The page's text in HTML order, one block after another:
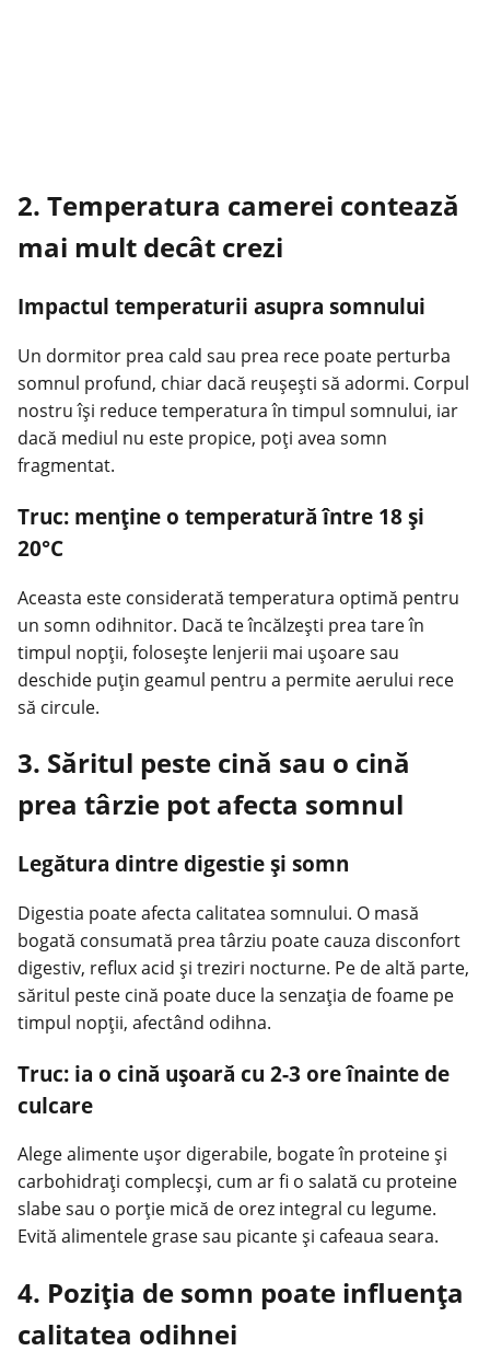
2. Temperatura camerei contează
mai mult decât crezi
Impactul temperaturii asupra somnului
Un dormitor prea cald sau prea rece poate perturba
somnul profund, chiar dacă reușești să adormi. Corpul
nostru își reduce temperatura în timpul somnului, iar
dacă mediul nu este propice, poți avea somn
fragmentat.
Truc: menține o temperatură între 18 și
20°C
Aceasta este considerată temperatura optimă pentru
un somn odihnitor. Dacă te încălzești prea tare în
timpul nopții, folosește lenjerii mai ușoare sau
deschide puțin geamul pentru a permite aerului rece
să circule.
3. Săritul peste cină sau o cină
prea târzie pot afecta somnul
Legătura dintre digestie și somn
Digestia poate afecta calitatea somnului. O masă
bogată consumată prea târziu poate cauza disconfort
digestiv, reflux acid și treziri nocturne. Pe de altă parte,
săritul peste cină poate duce la senzația de foame pe
timpul nopții, afectând odihna.
Truc: ia o cină ușoară cu 2-3 ore înainte de
culcare
Alege alimente ușor digerabile, bogate în proteine și
carbohidrați complecși, cum ar fi o salată cu proteine
slabe sau o porție mică de orez integral cu legume.
Evită alimentele grase sau picante și cafeaua seara.
4. Poziția de somn poate influența
calitatea odihnei